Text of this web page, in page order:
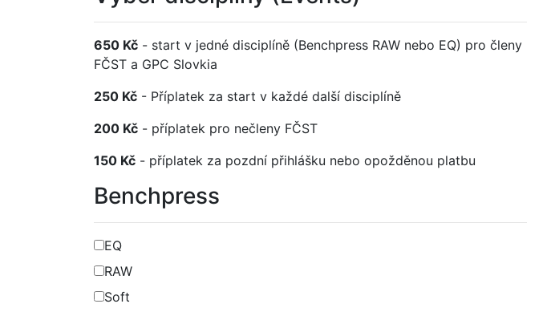
650 Kč - start v jedné disciplíně (Benchpress RAW nebo EQ) pro členy
FČST a GPC Slovkia
250 Kč - Příplatek za start v každé další disciplíně
200 Kč - příplatek pro nečleny FČST
150 Kč - příplatek za pozdní přihlášku nebo opožděnou platbu
Benchpress
EQ
RAW
Soft